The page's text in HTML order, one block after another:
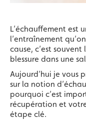
L’échauffement est
l’entraînement
cause, c’est
blessure dans une
Aujourd’hui je vous
sur la notion
pourquoi c’est
récupération et
étape clé.